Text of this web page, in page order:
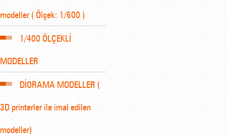
modeller ( Ölçek: 1/600 )
1/400 ÖLÇEKLİ
MODELLER
DİORAMA MODELLER (
3D printerler ile imal edilen
modeller)